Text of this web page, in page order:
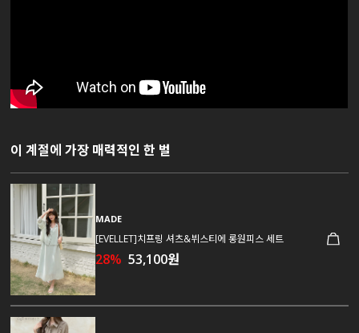
이 계절에 가장 매력적인 한 벌
MADE
[EVELLET]치프링 셔츠&뷔스티에 롱원피스 세트
28% 53,100원